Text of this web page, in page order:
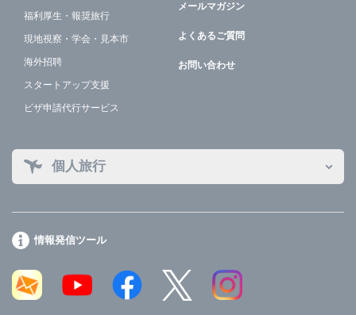
福利厚生・報奨旅行
現地視察・学会・見本市
海外招聘
スタートアップ支援
ビザ申請代行サービス
メールマガジン
よくあるご質問
お問い合わせ
個人旅行
情報発信ツール